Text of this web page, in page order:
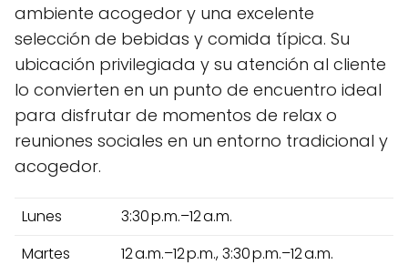
ambiente acogedor y una excelente
selección de bebidas y comida típica. Su
ubicación privilegiada y su atención al cliente
lo convierten en un punto de encuentro ideal
para disfrutar de momentos de relax o
reuniones sociales en un entorno tradicional y
acogedor.
Lunes
3:30 p.m.–12 a.m.
Martes
12 a.m.–12 p.m., 3:30 p.m.–12 a.m.